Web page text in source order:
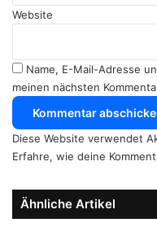
Website
Name, E-Mail-Adresse
meinen nächsten
Diese Website verwendet
Erfahre, wie deine
Ähnliche Artikel